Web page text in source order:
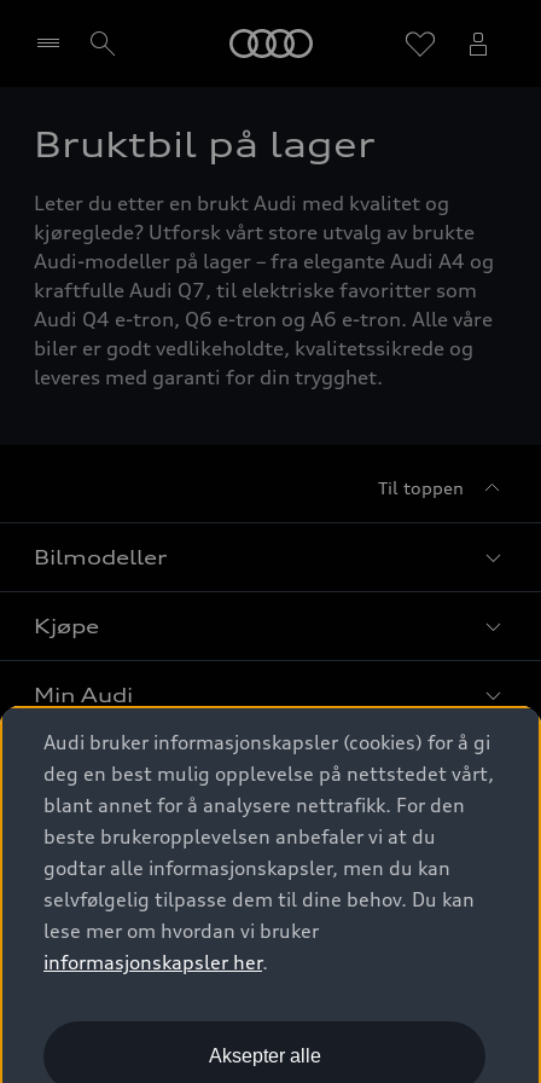
Velg forhandler
Bruktbil på lager
Leter du etter en brukt Audi med kvalitet og
kjøreglede? Utforsk vårt store utvalg av brukte
Audi-modeller på lager – fra elegante Audi A4 og
kraftfulle Audi Q7, til elektriske favoritter som
Audi Q4 e-tron, Q6 e-tron og A6 e-tron. Alle våre
biler er godt vedlikeholdte, kvalitetssikrede og
leveres med garanti for din trygghet.
Til toppen
Bilmodeller
Finn din Audi
Sammenlign bilmodeller
Elbiler
SUV
Stasjonsvogn
Sportback
S/RS
Konseptbiler og prototyper
Kjøpe
Kjøpshjelp
Biler på lager
Finn forhandler
Bestill prøvekjøring
Kontakt forhandler
Bilgarantier
Min Audi
Behold nybilfølelsen
Audi Originalt tilbehør
Verkstedtjenester
Digitale tjenester
Audi digitale tjenester
Audi connect
Functions on demand
Kom i gang med myAudi
Audi Norge
Kundeservice
Audi Driving Experience
© 2026 AUDI NORGE. All Rights Reserved.
Imprint
Audi bruker informasjonskapsler (cookies) for å gi
deg en best mulig opplevelse på nettstedet vårt,
blant annet for å analysere nettrafikk. For den
beste brukeropplevelsen anbefaler vi at du
godtar alle informasjonskapsler, men du kan
selvfølgelig tilpasse dem til dine behov. Du kan
lese mer om hvordan vi bruker
informasjonskapsler her.
Aksepter alle